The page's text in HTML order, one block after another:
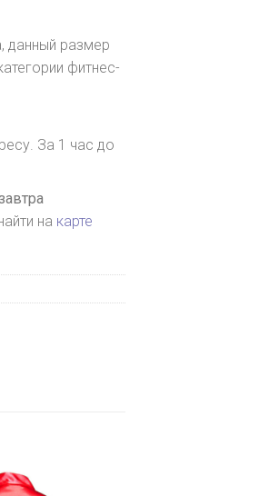
данный размер
фитнес-
За 1 час до
на карте